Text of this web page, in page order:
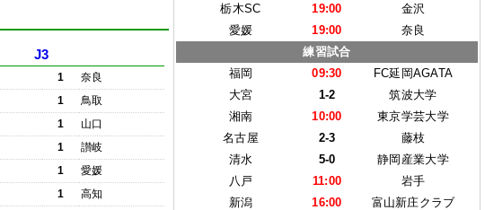
J3
1
奈良
1
鳥取
1
山口
1
讃岐
1
愛媛
1
高知
栃木SC
19:00
金沢
愛媛
19:00
奈良
練習試合
福岡
09:30
FC延岡AGATA
大宮
1-2
筑波大学
湘南
10:00
東京学芸大学
名古屋
2-3
藤枝
清水
5-0
静岡産業大学
八戸
11:00
岩手
新潟
16:00
富山新庄クラブ